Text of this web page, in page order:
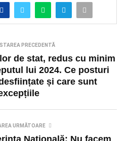
PRECEDENTĂ
de stat, redus cu minim
lui 2024. Ce posturi
și care sunt
URMĂTOARE
Naţională: Nu facem